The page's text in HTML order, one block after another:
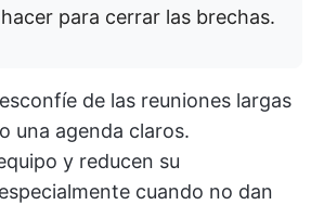
para cerrar las brechas.
de las reuniones largas
una agenda claros.
y reducen su
cuando no dan